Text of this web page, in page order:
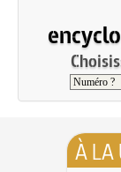
À LA